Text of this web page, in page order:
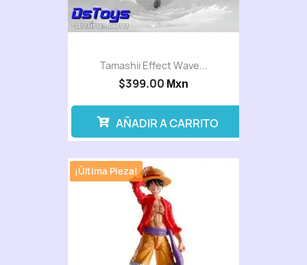
Tamashii Effect Wave...
$399.00 Mxn
AÑADIR A CARRITO
¡Última Pieza!